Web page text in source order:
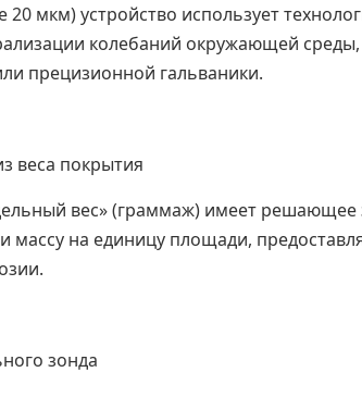
20 мкм) устройство использует
колебаний окружающей
прецизионной гальваники.
веса покрытия
вес» (граммаж) имеет решающее
массу на единицу площади,
зонда